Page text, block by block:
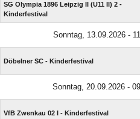
SG Olympia 1896 Leipzig II (U11 II) 2 -
Kinderfestival
Sonntag, 13.09.2026 -
Döbelner SC - Kinderfestival
Sonntag, 20.09.2026 -
VfB Zwenkau 02 I - Kinderfestival